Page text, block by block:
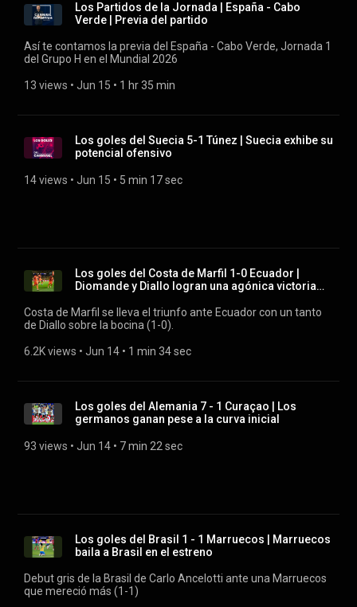
Los Partidos de la Jornada | España - Cabo
Verde | Previa del partido
Así te contamos la previa del España - Cabo Verde, Jornada 1
del Grupo H en el Mundial 2026
13 views • Jun 15 • 1 hr 35 min
Los goles del Suecia 5-1 Túnez | Suecia exhibe su
potencial ofensivo
14 views • Jun 15 • 5 min 17 sec
Los goles del Costa de Marfil 1-0 Ecuador |
Diomande y Diallo logran una agónica victoria
Costa de Marfil se lleva el triunfo ante Ecuador con un tanto
de Diallo sobre la bocina (1-0).
6.2K views • Jun 14 • 1 min 34 sec
Los goles del Alemania 7 - 1 Curaçao | Los
germanos ganan pese a la curva inicial
93 views • Jun 14 • 7 min 22 sec
Los goles del Brasil 1 - 1 Marruecos | Marruecos
baila a Brasil en el estreno
Debut gris de la Brasil de Carlo Ancelotti ante una Marruecos
que mereció más (1-1)